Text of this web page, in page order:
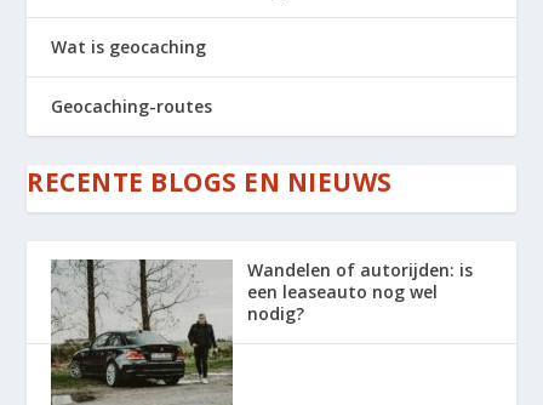
Wat is geocaching
Geocaching-routes
RECENTE BLOGS EN NIEUWS
Wandelen of autorijden: is
een leaseauto nog wel
nodig?